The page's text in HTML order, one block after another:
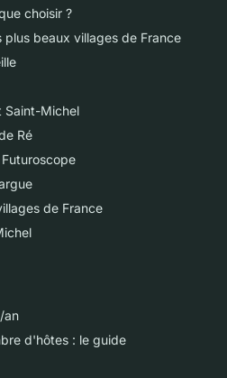
choisir ?
beaux villages de France
Saint-Michel
Ré
de France
an
d'hôtes : le guide